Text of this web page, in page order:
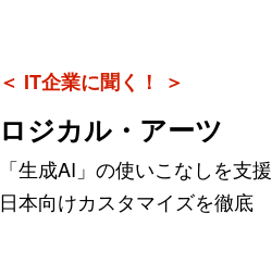
＜ IT企業に聞く！ ＞
ロジカル・アーツ
「生成AI」の使いこなしを支援
日本向けカスタマイズを徹底